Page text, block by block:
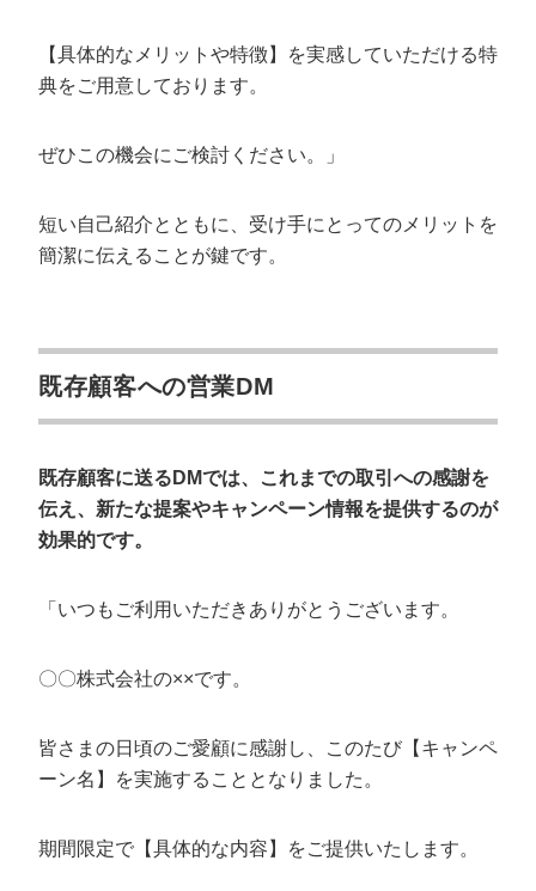
【具体的なメリットや特徴】を実感していただける特
典をご用意しております。
ぜひこの機会にご検討ください。」
短い自己紹介とともに、受け手にとってのメリットを
簡潔に伝えることが鍵です。
既存顧客への営業DM
既存顧客に送るDMでは、これまでの取引への感謝を
伝え、新たな提案やキャンペーン情報を提供するのが
効果的です。
「いつもご利用いただきありがとうございます。
〇〇株式会社の××です。
皆さまの日頃のご愛顧に感謝し、このたび【キャンペ
ーン名】を実施することとなりました。
期間限定で【具体的な内容】をご提供いたします。